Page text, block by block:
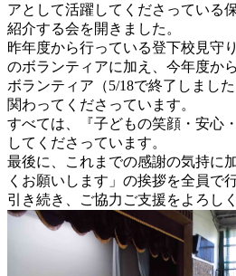
アとして活躍してくださっている
紹介する会を開きました。
昨年度から行っている登下校見守
のボランティアに加え、今年度か
ボランティア（5/18で終了しまし
関わってくださっています。
すべては、『子どもの笑顔・安心
してくださっています。
最後に、これまでの感謝の気持に
くお願いします」の挨拶を全員で
引き続き、ご協力ご支援をよろし